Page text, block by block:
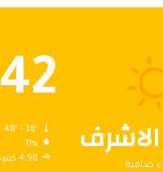
صافية
42
48º - 38º
11%
4.98 كيلومتر/ساعة